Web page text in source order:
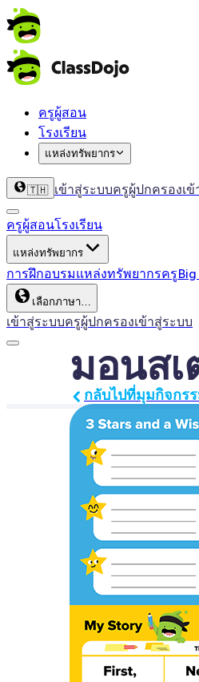
ครูผู้สอน
โรงเรียน
แหล่งทรัพยากร
🇹🇭 เข้าสู่ระบบครูผู้ปกครองเ
ครูผู้สอนโรงเรียน
แหล่งทรัพยากร
การฝึกอบรมแหล่งทรัพยากรครู
เลือกภาษา…
เข้าสู่ระบบครูผู้ปกครองเข้าสู่ระบบ
มอนสเ
กลับไปที่มุมกิจกร